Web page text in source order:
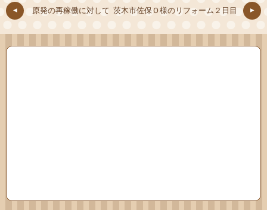
原発の再稼働に対して 茨木市佐保Ｏ様のリフォーム２日目